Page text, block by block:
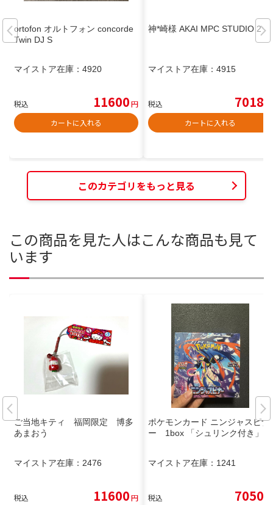
ortofon オルトフォン concorde
Twin DJ S
マイストア在庫： 4920
税込 11600円
カートに入れる
神*崎様 AKAI MPC STUDIO 2
マイストア在庫： 4915
税込 7018
カートに入れる
このカテゴリをもっと見る
この商品を見た人はこんな商品も見て
います
ご当地キティ 福岡限定 博多
あまおう
マイストア在庫： 2476
税込 11600円
ポケモンカード ニンジャスピナ
ー 1box 「シュリンク付き」
マイストア在庫： 1241
税込 7050